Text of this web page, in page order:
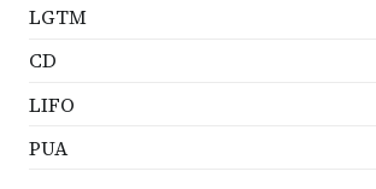
LGTM
CD
LIFO
PUA